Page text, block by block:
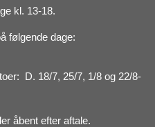
kl. 13-18.
følgende dage:
D. 18/7, 25/7, 1/8 og 22/8-
åbent efter aftale.